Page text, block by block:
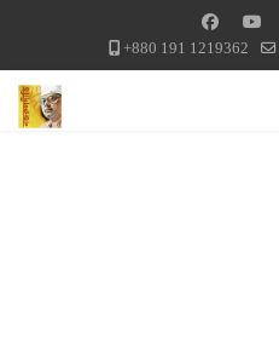
+880 191 1219362